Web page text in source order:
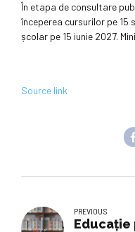
În etapa de consultare
începerea cursurilor pe 15
școlar pe 15 iunie 2027.
Source link
PREVIOUS